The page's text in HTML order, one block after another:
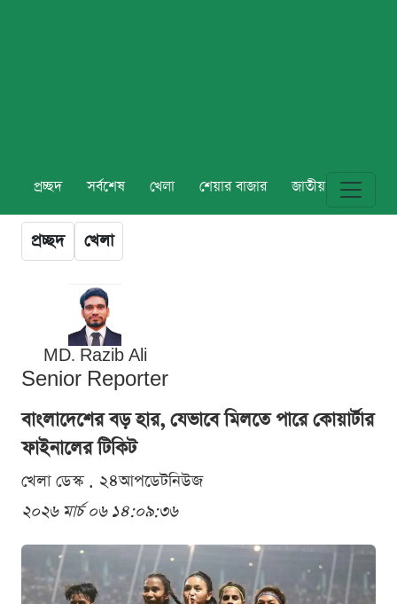
প্রচ্ছদ সর্বশেষ খেলা শেয়ার বাজার জাতীয় বিশ্ব
প্রচ্ছদ খেলা
MD. Razib Ali
Senior Reporter
বাংলাদেশের বড় হার, যেভাবে মিলতে পারে কোয়ার্টার
ফাইনালের টিকিট
খেলা ডেস্ক . ২৪আপডেটনিউজ
২০২৬ মার্চ ০৬ ১৪:০৯:৩৬